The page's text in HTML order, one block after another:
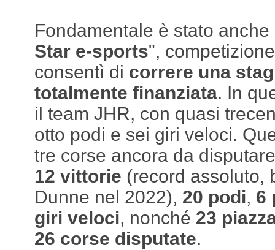
Fondamentale è stato anche
Star e-sports",
consentì di correre una
totalmente finanziata. In
il team JHR, con quasi
otto podi e sei giri veloci.
tre corse ancora da
12 vittorie (record assoluto,
Dunne nel 2022), 20 podi, 6
giri veloci, nonché 23
26 corse disputate.